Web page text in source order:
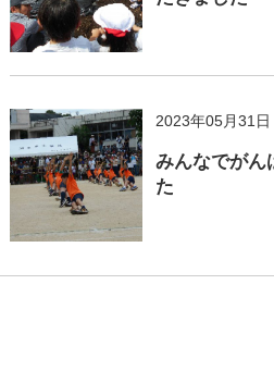
2023年05月31
みんなでがん
た